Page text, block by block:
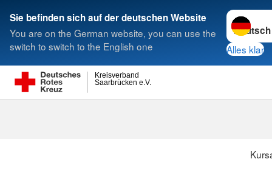
Sie befinden sich auf der deutschen Website
You are on the German website, you can use the
switch to switch to the English one
Sprache
Alles klar
Saarbrücken e.V.
Kreisverband
Suche